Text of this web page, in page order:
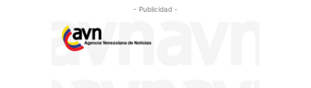
- Publicidad -